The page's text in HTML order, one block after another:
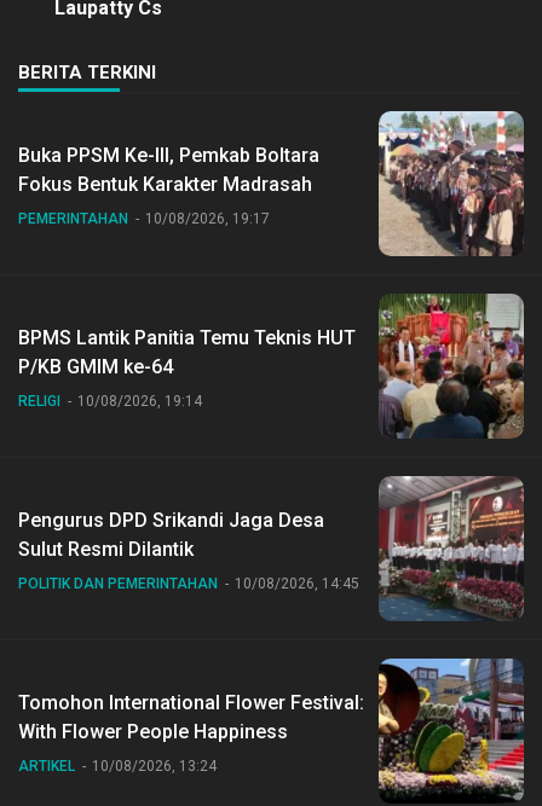
Laupatty Cs
BERITA TERKINI
Buka PPSM Ke-III, Pemkab Boltara
Fokus Bentuk Karakter Madrasah
PEMERINTAHAN 10/08/2026, 19:17
BPMS Lantik Panitia Temu Teknis HUT
P/KB GMIM ke-64
RELIGI 10/08/2026, 19:14
Pengurus DPD Srikandi Jaga Desa
Sulut Resmi Dilantik
POLITIK DAN PEMERINTAHAN 10/08/2026, 14:45
Tomohon International Flower Festival:
With Flower People Happiness
ARTIKEL 10/08/2026, 13:24